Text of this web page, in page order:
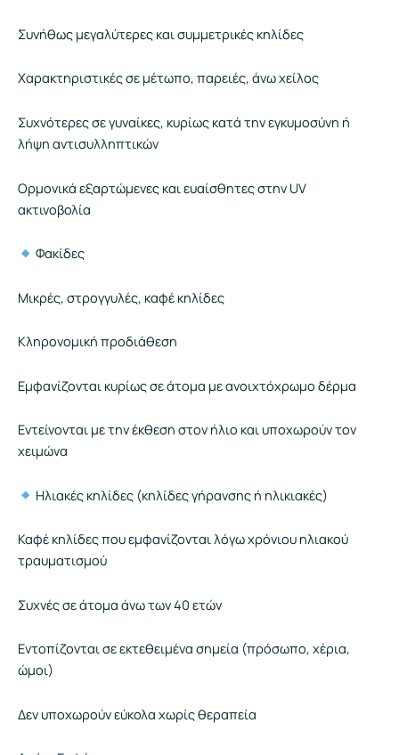
Συνήθως μεγαλύτερες και συμμετρικές κηλίδες
Χαρακτηριστικές σε μέτωπο, παρειές, άνω χείλος
Συχνότερες σε γυναίκες, κυρίως κατά την εγκυμοσύνη ή
λήψη αντισυλληπτικών
Ορμονικά εξαρτώμενες και ευαίσθητες στην UV
ακτινοβολία
Φακίδες
Μικρές, στρογγυλές, καφέ κηλίδες
Κληρονομική προδιάθεση
Εμφανίζονται κυρίως σε άτομα με ανοιχτόχρωμο δέρμα
Εντείνονται με την έκθεση στον ήλιο και υποχωρούν τον
χειμώνα
Ηλιακές κηλίδες (κηλίδες γήρανσης ή ηλικιακές)
Καφέ κηλίδες που εμφανίζονται λόγω χρόνιου ηλιακού
τραυματισμού
Συχνές σε άτομα άνω των 40 ετών
Εντοπίζονται σε εκτεθειμένα σημεία (πρόσωπο, χέρια,
ώμοι)
Δεν υποχωρούν εύκολα χωρίς θεραπεία